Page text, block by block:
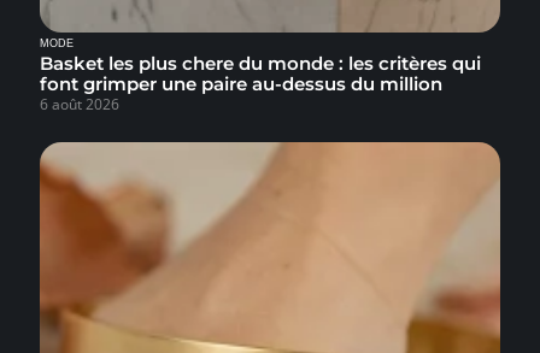
MODE
Basket les plus chere du monde : les critères qui
font grimper une paire au-dessus du million
6 août 2026